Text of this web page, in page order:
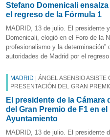
Stefano Domenicali
el regreso de la Fórmula 1
MADRID, 13 de julio. El presidente
Domenicali, elogió en el Foro de la
profesionalismo y la
autoridades de Madrid por el
MADRID | ÁNGEL ASENSIO ASISTE
PRESENTACIÓN DEL GRAN
El presidente de la Cámara
del Gran Premio de F1 en
Ayuntamiento
MADRID, 13 de julio. El presidente